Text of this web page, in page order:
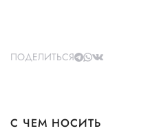
ПОДЕЛИТЬСЯ
С ЧЕМ НОСИТЬ